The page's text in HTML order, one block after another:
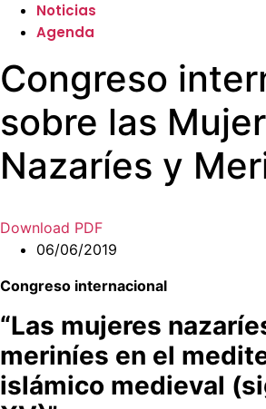
Noticias
Agenda
Congreso
sobre las
Nazaríes y
Download PDF
06/06/2019
Congreso internacional
“Las mujeres
meriníes en el
islámico medieval